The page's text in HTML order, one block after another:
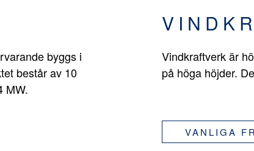
byggs i
består av 10
MW.
Vindkraftverk är
på höga höjder.
VANLIGA